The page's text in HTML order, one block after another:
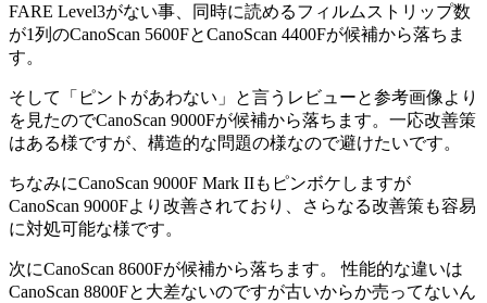
FARE Level3がない事、同時に読めるフィルムストリップ数
が1列のCanoScan 5600FとCanoScan 4400Fが候補から落ちま
す。
そして「ピントがあわない」と言うレビューと参考画像より
を見たのでCanoScan 9000Fが候補から落ちます。一応改善策
はある様ですが、構造的な問題の様なので避けたいです。
ちなみにCanoScan 9000F Mark IIもピンボケしますが
CanoScan 9000Fより改善されており、さらなる改善策も容易
に対処可能な様です。
次にCanoScan 8600Fが候補から落ちます。 性能的な違いは
CanoScan 8800Fと大差ないのですが古いからか売ってないん